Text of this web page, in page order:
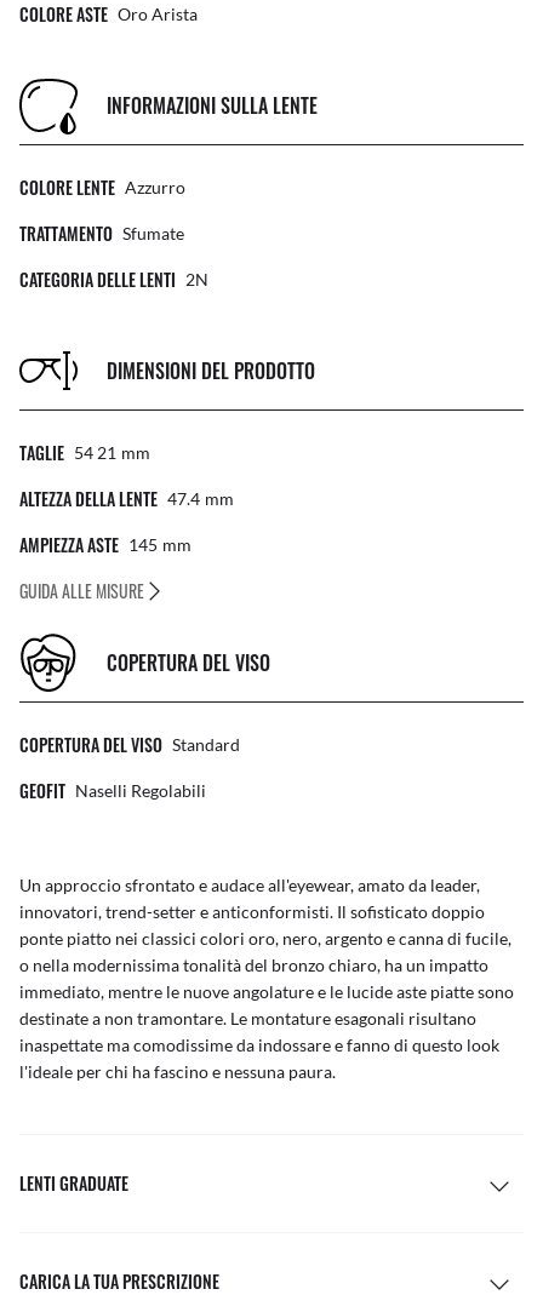
COLORE ASTE Oro Arista
INFORMAZIONI SULLA LENTE
COLORE LENTE Azzurro
TRATTAMENTO Sfumate
CATEGORIA DELLE LENTI 2N
DIMENSIONI DEL PRODOTTO
TAGLIE 54 21 Mm
ALTEZZA DELLA LENTE 47.4 Mm
AMPIEZZA ASTE 145 Mm
GUIDA ALLE MISURE
COPERTURA DEL VISO
COPERTURA DEL VISO Standard
GEOFIT Naselli Regolabili
Un approccio sfrontato e audace all'eyewear, amato da leader,
innovatori, trend-setter e anticonformisti. Il sofisticato doppio
ponte piatto nei classici colori oro, nero, argento e canna di fucile,
o nella modernissima tonalità del bronzo chiaro, ha un impatto
immediato, mentre le nuove angolature e le lucide aste piatte sono
destinate a non tramontare. Le montature esagonali risultano
inaspettate ma comodissime da indossare e fanno di questo look
l'ideale per chi ha fascino e nessuna paura.
LENTI GRADUATE
CARICA LA TUA PRESCRIZIONE